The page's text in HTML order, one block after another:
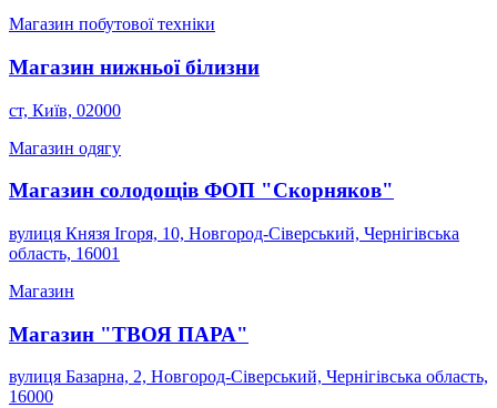
Магазин побутової техніки
Магазин нижньої білизни
ст, Київ, 02000
Магазин одягу
Магазин солодощів ФОП "Скорняков"
вулиця Князя Ігоря, 10, Новгород-Сіверський, Чернігівська
область, 16001
Магазин
Магазин "ТВОЯ ПАРА"
вулиця Базарна, 2, Новгород-Сіверський, Чернігівська область,
16000